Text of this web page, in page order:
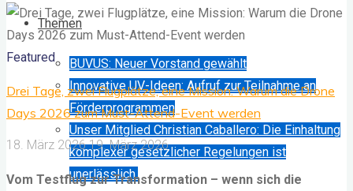
V.
Gemeinsam
entwickeln.
Vernetzt
gestalten...Modal
Autonomy.
Ready
for
Themen
BUVUS: Neuer Vorstand gewählt
Innovative UV-Ideen: Aufruf zur Teilnahme an
Förderprogrammen
Unser Mitglied Christian Caballero: Die Einhaltung
komplexer gesetzlicher Regelungen ist
unerlässlich.
Featured
Drei Tage, zwei Flugplätze, eine Mission: Warum die Drone
Days 2026 zum Must-Attend-Event werden
18. März 202619. März 2026
Vom Testflug zur Transformation – wenn sich die